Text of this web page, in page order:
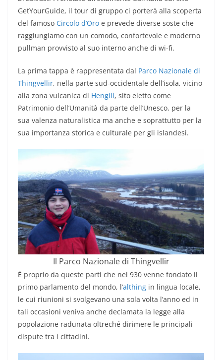
GetYourGuide, il tour di gruppo ci porterà alla scoperta
del famoso Circolo d’Oro e prevede diverse soste che
raggiungiamo con un comodo, confortevole e moderno
pullman provvisto al suo interno anche di wi-fi.
La prima tappa è rappresentata dal Parco Nazionale di
Thingvellir, nella parte sud-occidentale dell’isola, vicino
alla zona vulcanica di Hengill, sito eletto come
Patrimonio dell’Umanità da parte dell’Unesco, per la
sua valenza naturalistica ma anche e soprattutto per la
sua importanza storica e culturale per gli islandesi.
Il Parco Nazionale di Thingvellir
È proprio da queste parti che nel 930 venne fondato il
primo parlamento del mondo, l’althing in lingua locale,
le cui riunioni si svolgevano una sola volta l’anno ed in
tali occasioni veniva anche declamata la legge alla
popolazione radunata oltreché dirimere le principali
dispute tra i cittadini.